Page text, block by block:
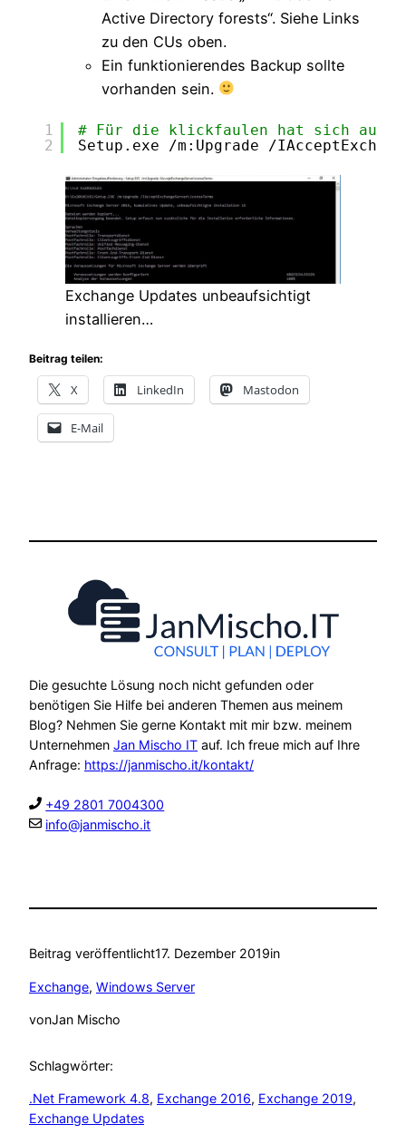
Active Directory forests“. Siehe Links
zu den CUs oben.
Ein funktionierendes Backup sollte
vorhanden sein.
1
2
# Für die klickfaulen hat sich auch
Setup.exe /m :Upgrade /
Exchange Updates unbeaufsichtigt
installieren…
Beitrag teilen:
X LinkedIn Mastodon
E-Mail
Die gesuchte Lösung noch nicht gefunden oder
benötigen Sie Hilfe bei anderen Themen aus meinem
Blog? Nehmen Sie gerne Kontakt mit mir bzw. meinem
Unternehmen Jan Mischo IT auf. Ich freue mich auf Ihre
Anfrage: https://janmischo.it/kontakt/
+49 2801 7004300
info@janmischo.it
Beitrag veröffentlicht17. Dezember 2019in
Exchange, Windows Server
vonJan Mischo
Schlagwörter:
.Net Framework 4.8, Exchange 2016, Exchange 2019
Exchange Updates